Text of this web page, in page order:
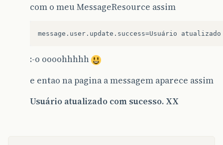
com o meu MessageResource assim
:-o oooohhhhh
e entao na pagina a messagem aparece assim
Usuário atualizado com sucesso. XX